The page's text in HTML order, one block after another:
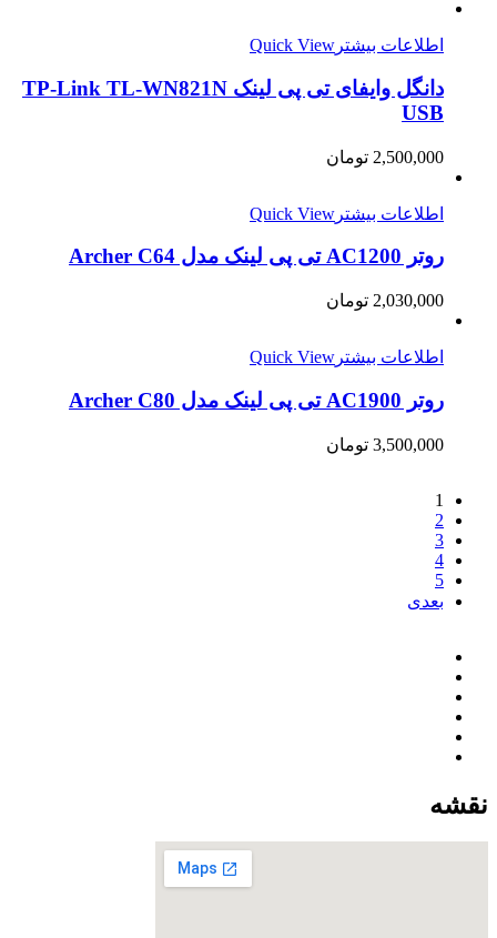
اطلاعات بیشتر Quick View
دانگل وایفای تی پی لینک TP-Link TL-WN821N
USB
2,500,000 تومان
اطلاعات بیشتر Quick View
روتر AC1200 تی پی لينک مدل Archer C64
2,030,000 تومان
اطلاعات بیشتر Quick View
روتر AC1900 تی پی لينک مدل Archer C80
3,500,000 تومان
1
2
3
4
5
بعدی
نقشه